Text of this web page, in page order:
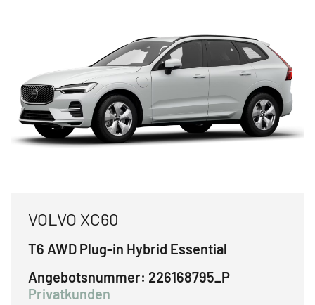
VOLVO XC60
T6 AWD Plug-in Hybrid Essential
Angebotsnummer: 226168795_P
Privatkunden